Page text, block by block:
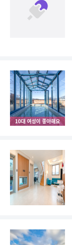
10대 여성이 좋아해요